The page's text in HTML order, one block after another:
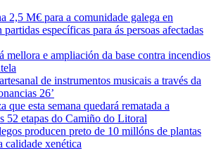
2,5 M€ para a comunidade galega en
específicas para ás persoas afectadas
mellora e ampliación da base contra incendios
de instrumentos musicais a través da
26’
que esta semana quedará rematada a
52 etapas do Camiño do Litoral
producen preto de 10 millóns de plantas
calidade xenética